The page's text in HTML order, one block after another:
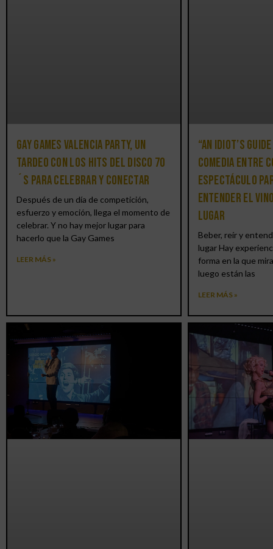
Gay Games Valencia Party, un
tardeo con los hits del DISCO 70
´S para celebrar y conectar
Después de un día de competición,
esfuerzo y emoción, llega el momento de
celebrar. Y no hay mejor lugar para
hacerlo que la Gay Games
LEER MÁS »
“An Idiot’s
comedia entre
espectáculo
entender el
lugar
Beber, reír y
lugar Hay
forma en la que
luego están las
LEER MÁS »